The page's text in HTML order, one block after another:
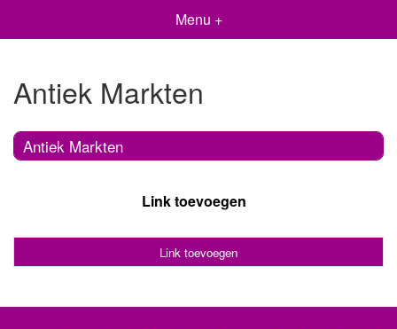
Menu +
Antiek Markten
Antiek Markten
Link toevoegen
Link toevoegen